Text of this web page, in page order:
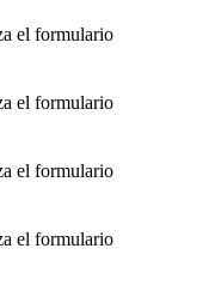
el formulario
el formulario
el formulario
el formulario